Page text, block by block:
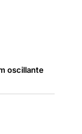
oscillante